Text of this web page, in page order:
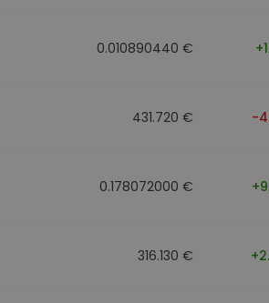
0.010890440 €
431.720 € -
0.178072000 €
316.130 €